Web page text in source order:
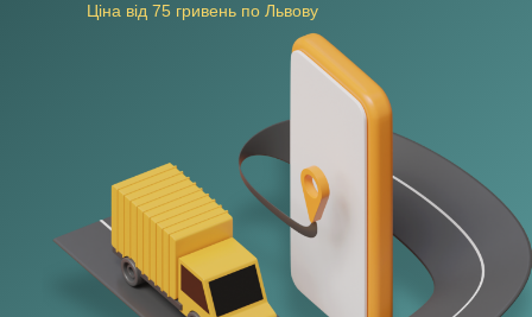
Цiна від 75 гривень по Львову